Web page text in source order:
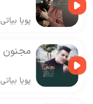
پویا بیاتی
مجنون
پویا بیاتی